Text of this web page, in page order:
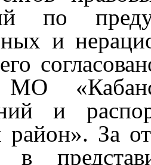
по
и
МО
и
район». За
в